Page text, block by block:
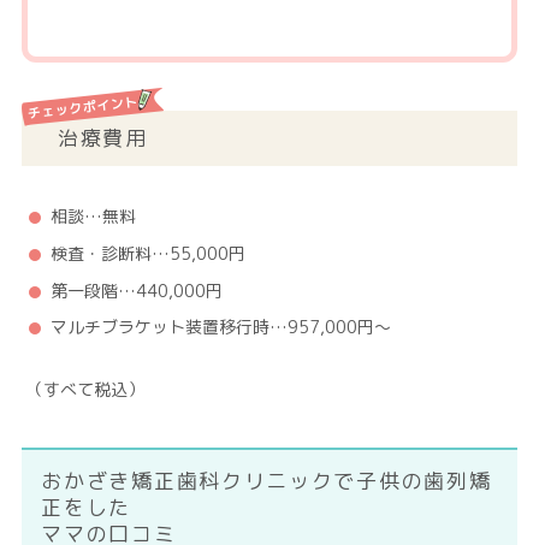
治療費用
相談…無料
検査・診断料…55,000円
第一段階…440,000円
マルチブラケット装置移行時…957,000円～
（すべて税込）
おかざき矯正歯科クリニックで子供の歯列矯
正をした
ママの口コミ